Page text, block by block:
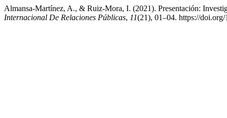
Almansa-Martínez, A., & Ruiz-Mora, I. (2021). Presentación:
Internacional De Relaciones Públicas, 11(21), 01–04. https://